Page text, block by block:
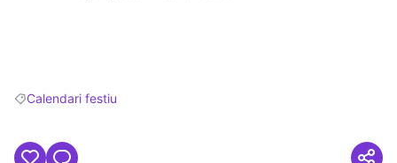
Filter results for: Calendari festiu
Calendari festiu